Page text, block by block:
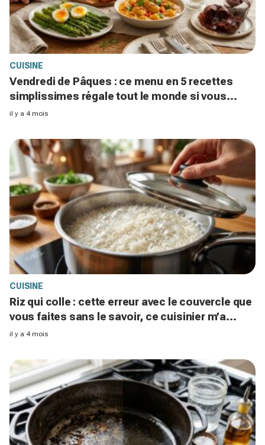
CUISINE
Vendredi de Pâques : ce menu en 5 recettes
simplissimes régale tout le monde si vous
évitez ce faux pas
il y a 4 mois
CUISINE
Riz qui colle : cette erreur avec le couvercle que
vous faites sans le savoir, ce cuisinier m’a
appris le bon moment
il y a 4 mois